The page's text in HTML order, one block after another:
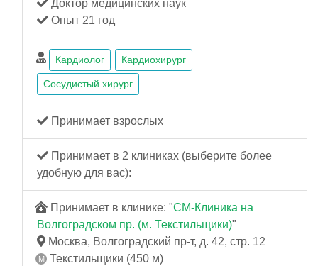
Доктор медицинских наук
Опыт 21 год
Кардиолог Кардиохирург
Сосудистый хирург
Принимает взрослых
Принимает в 2 клиниках (выберите более
удобную для вас):
Принимает в клинике: "СМ-Клиника на
Волгоградском пр. (м. Текстильщики)"
Москва, Волгоградский пр-т, д. 42, стр. 12
Текстильщики (450 м)